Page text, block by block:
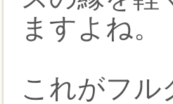
ますよね。
これがフル